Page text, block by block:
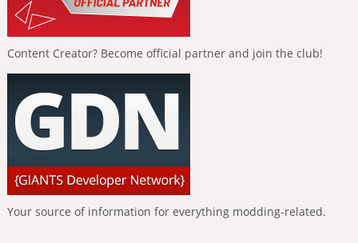
Content Creator? Become official partner and join the club!
Your source of information for everything modding-related.